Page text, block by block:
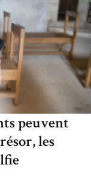
peuvent
les